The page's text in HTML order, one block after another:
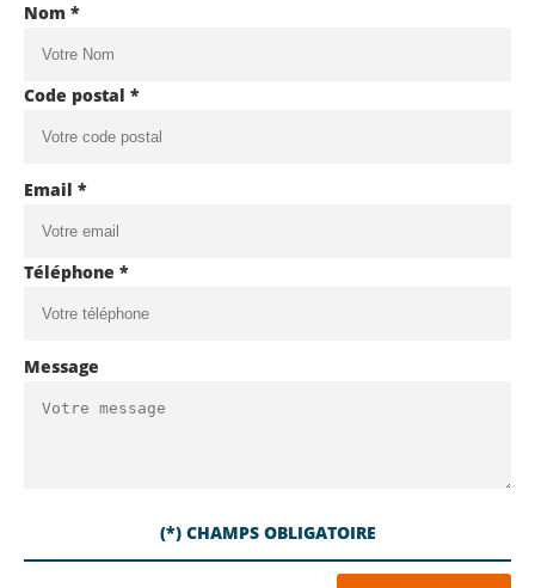
Nom *
Code postal *
Email *
Téléphone *
Message
(*) CHAMPS OBLIGATOIRE